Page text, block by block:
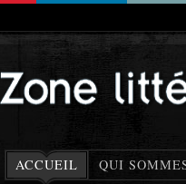
ACCUEIL QUI